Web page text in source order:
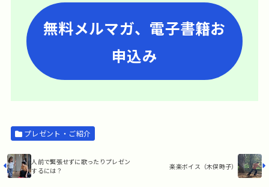
無料メルマガ、電子書籍お
申込み
プレゼント・ご紹介
人前で緊張せずに歌ったりプレゼン
するには？
楽楽ボイス（木俣時子）